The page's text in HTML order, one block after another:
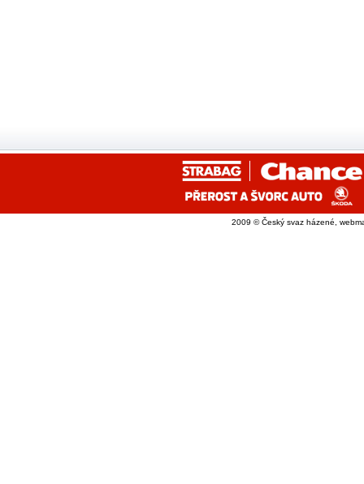
2009 © Český svaz házené,